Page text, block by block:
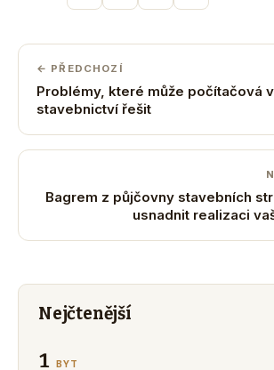
← PŘEDCHOZÍ
Problémy, které může počítačová
stavebnictví řešit
Bagrem z půjčovny stavebních
usnadnit realizaci
Nejčtenější
1 BYT